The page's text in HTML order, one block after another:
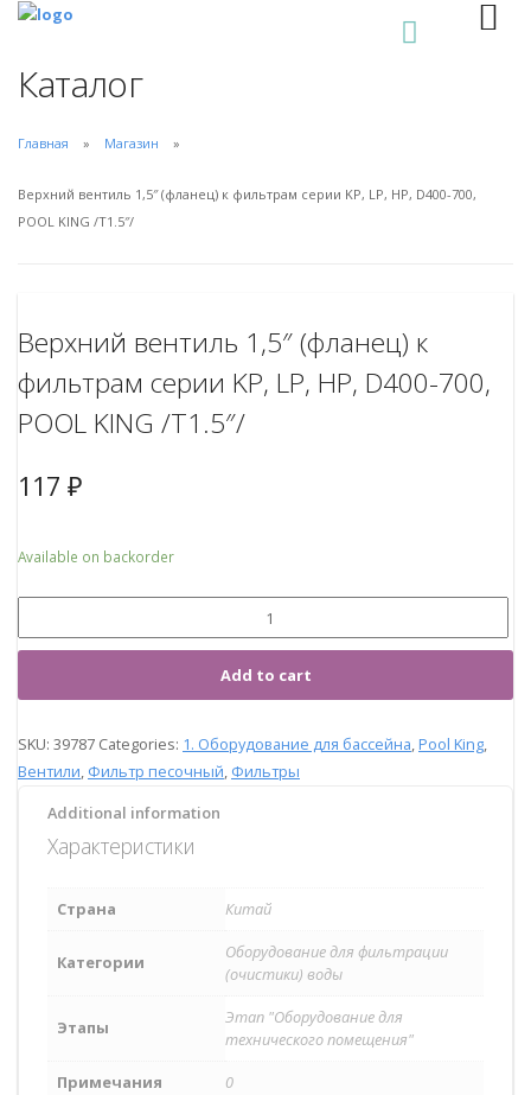
Каталог
Главная Магазин
Верхний вентиль 1,5″ (фланец) к фильтрам серии KP, LP, HP, D400-700,
POOL KING /T1.5″/
Верхний вентиль 1,5″ (фланец) к
фильтрам серии KP, LP, HP, D400-700,
POOL KING /T1.5″/
117 ₽
Available on backorder
Add to cart
SKU: 39787 Categories: 1. Оборудование для бассейна Pool King
Вентили Фильтр песочный Фильтры
Additional information
Характеристики
Страна Китай
Категории
Оборудование для фильтрации
(очистики) воды
Этапы
Этап "Оборудование для
технического помещения"
Примечания
0